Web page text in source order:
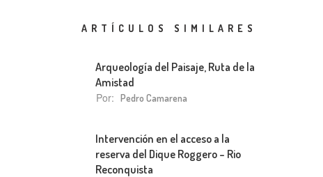
ARTÍCULOS SIMILARES
Arqueología del Paisaje, Ruta de la
Amistad
Por: Pedro Camarena
Intervención en el acceso a la
reserva del Dique Roggero – Rio
Reconquista